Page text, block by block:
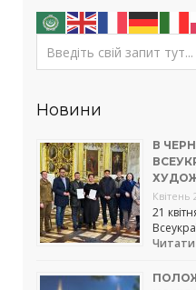
Новини
В
Квітень
21
Читати